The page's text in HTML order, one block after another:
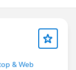
& Web